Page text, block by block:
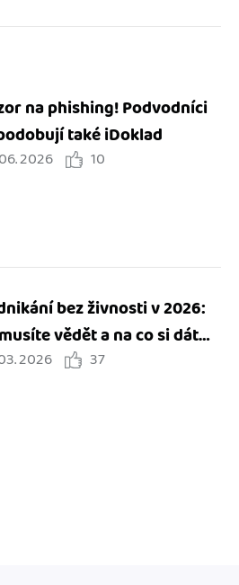
na phishing! Podvodníci
také iDoklad
2026 10
bez živnosti v 2026:
vědět a na co si dát
2026 37